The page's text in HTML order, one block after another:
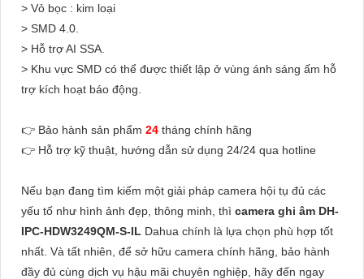
> Vỏ bọc : kim loại
> SMD 4.0.
> Hỗ trợ AI SSA.
> Khu vực SMD có thể được thiết lập ở vùng ánh sáng ấm hỗ
trợ kích hoạt báo động.
👉 Bảo hành sản phẩm 24 tháng chính hãng
👉 Hỗ trợ kỹ thuật, hướng dẫn sử dụng 24/24 qua hotline
Nếu bạn đang tìm kiếm một giải pháp camera hội tụ đủ các
yếu tố như hình ảnh đẹp, thông minh, thì camera ghi âm DH-
IPC-HDW3249QM-S-IL Dahua chính là lựa chọn phù hợp tốt
nhất. Và tất nhiên, để sở hữu camera chính hãng, bảo hành
đầy đủ cùng dịch vụ hậu mãi chuyên nghiệp, hãy đến ngay